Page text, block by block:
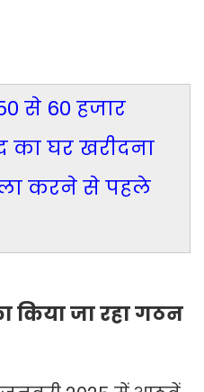
से 60 हजार
का घर खरीदना
करने से पहले
जा रहा गठन